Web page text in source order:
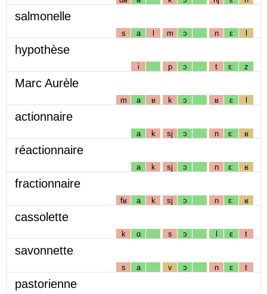
salmonelle
s a l m ɔ n ɛ l
hypothèse
i p ɔ t ɛː z
Marc Aurèle
m a ʁ k ɔ ʁ ɛ l
actionnaire
a k sj ɔ n ɛː ʁ
réactionnaire
a k sj ɔ n ɛː ʁ
fractionnaire
fʁ a k sj ɔ n ɛː ʁ
cassolette
k ɑ s ɔ l ɛ t
savonnette
s a v ɔ n ɛ t
pastorienne